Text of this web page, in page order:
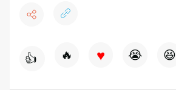
👍 🔥 ♥ 😭 😆